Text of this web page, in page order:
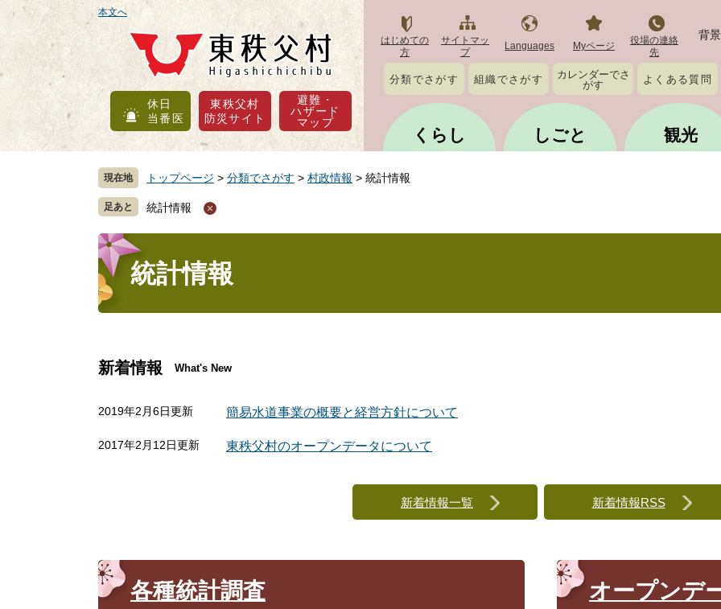
ペ
ー
ジ
の
メ
ニ
ュ
ー
本文へ
休日
当番医
東秩父村
防災サイト
避難・
ハザード
マップ
はじめての
方
サイトマッ
プ
Languages Myページ
役場の連絡
先
背
分類でさがす 組織でさがす
カレンダーでさ
がす
よくある質問
くらし しごと 観光
現在地 トップページ > 分類でさがす > 村政情報 > 統計情報
統計情報
本
文
統計情報
新着情報 What's New
2019年2月6日更新 簡易水道事業の概要と経営方針について
2017年2月12日更新 東秩父村のオープンデータについて
新着情報一覧 新着情報RSS
各種統計調査 オープンデ